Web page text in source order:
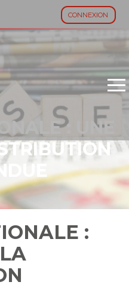
CONNEXION
: UNE
: